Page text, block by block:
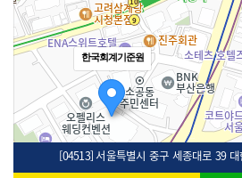
한국회계기준원
[04513] 서울특별시 중구 세종대로 39